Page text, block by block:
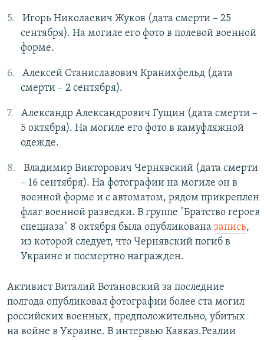
Игорь Николаевич Жуков (дата смерти – 25
сентября). На могиле его фото в полевой военной
форме.
Алексей Станиславович Кранихфельд (дата
смерти – 2 сентября).
Александр Александрович Гущин (дата смерти –
5 октября). На могиле его фото в камуфляжной
одежде.
Владимир Викторович Чернявский (дата смерти
– 16 сентября). На фотографии на могиле он в
военной форме и с автоматом, рядом прикреплен
флаг военной разведки. В группе "Братство героев
спецназа" 8 октября была опубликована запись,
из которой следует, что Чернявский погиб в
Украине и посмертно награжден.
Активист Виталий Вотановский за последние
полгода опубликовал фотографии более ста могил
российских военных, предположительно, убитых
на войне в Украине. В интервью Кавказ.Реалии